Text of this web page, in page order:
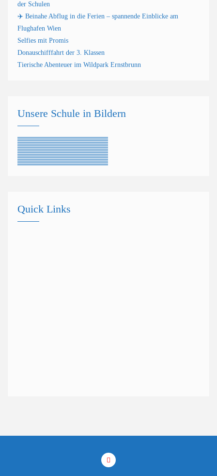
der Schulen
✈️ Beinahe Abflug in die Ferien – spannende Einblicke am
Flughafen Wien
Selfies mit Promis
Donauschifffahrt der 3. Klassen
Tierische Abenteuer im Wildpark Ernstbrunn
Unsere Schule in Bildern
Quick Links